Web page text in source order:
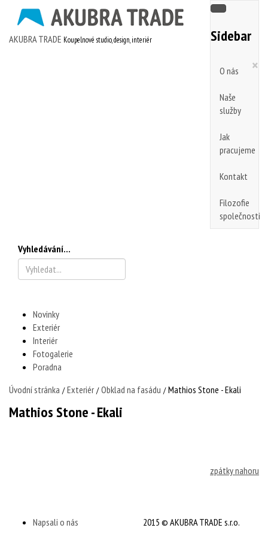
AKUBRA TRADE Koupelnové studio, design, interiér
Sidebar
×
O nás
Naše
služby
Jak
pracujeme
Kontakt
Filozofie
společnosti
Vyhledávání...
Novinky
Exteriér
Interiér
Fotogalerie
Poradna
Úvodní stránka / Exteriér / Obklad na fasádu / Mathios Stone - Ekali
Mathios Stone - Ekali
zpátky nahoru
Napsali o nás 2015 © AKUBRA TRADE s.r.o.